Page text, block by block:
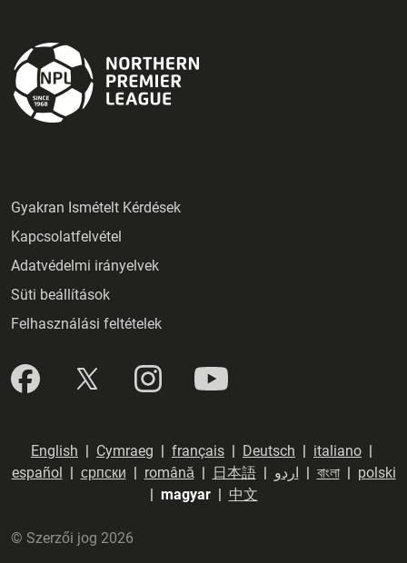
Gyakran Ismételt Kérdések
Kapcsolatfelvétel
Adatvédelmi irányelvek
Süti beállítások
Felhasználási feltételek
English Cymraeg français Deutsch italiano
español
српски română| 日本語| اردو বাংলা|
polski
magyar| 中文
© Szerzői jog 2026